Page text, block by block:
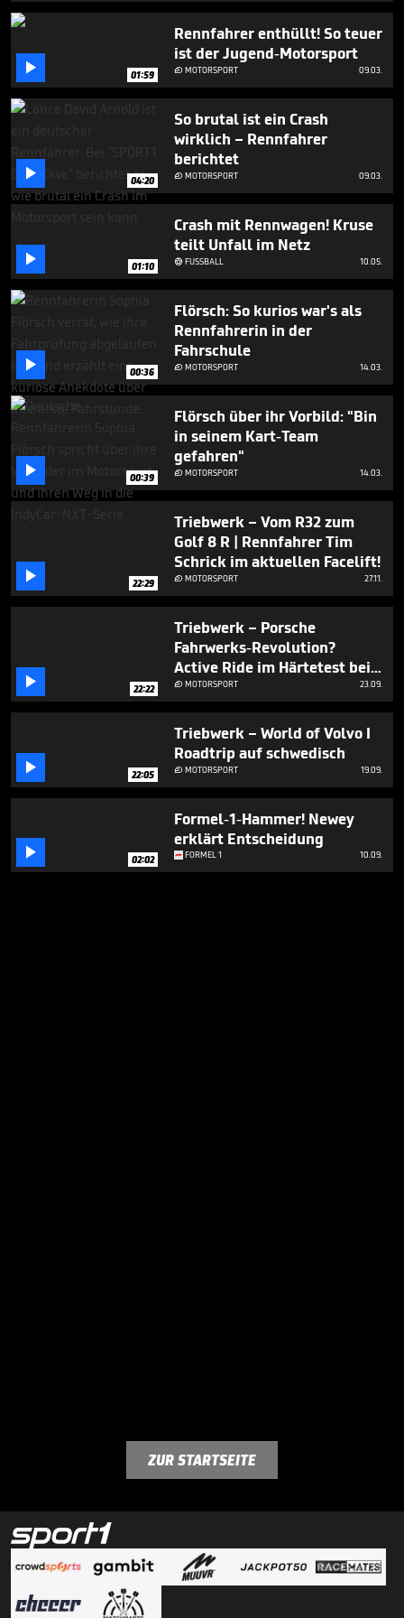
minute,
seconds
 01:59
Rennfahrer enthüllt! So teuer
ist der Jugend-Motorsport
MOTORSPORT 09.03.
 04:20
So brutal ist ein Crash
wirklich – Rennfahrer
berichtet
MOTORSPORT 09.03.
 01:10
Crash mit Rennwagen! Kruse
teilt Unfall im Netz
FUSSBALL 10.05.
 00:36
Flörsch: So kurios war's als
Rennfahrerin in der
Fahrschule
MOTORSPORT 14.03.
 00:39
Flörsch über ihr Vorbild: "Bin
in seinem Kart-Team
gefahren"
MOTORSPORT 14.03.
 22:29
Triebwerk – Vom R32 zum
Golf 8 R | Rennfahrer Tim
Schrick im aktuellen Facelift!
MOTORSPORT 27.11.
 22:22
Triebwerk – Porsche
Fahrwerks-Revolution?
Active Ride im Härtetest bei
Walter Röhrl & Tim Schrick I
Nürburgring Nordschleife
MOTORSPORT 23.09.
 22:05
Triebwerk – World of Volvo I
Roadtrip auf schwedisch
MOTORSPORT 19.09.
 02:02
Formel-1-Hammer! Newey
erklärt Entscheidung
FORMEL 1 10.09.
ZUR STARTSEITE